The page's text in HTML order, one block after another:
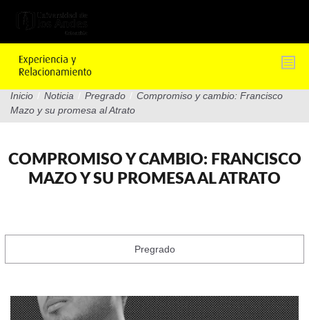
Inicio / Noticia / Pregrado / Compromiso y cambio: Francisco
Mazo y su promesa al Atrato
COMPROMISO Y CAMBIO: FRANCISCO
MAZO Y SU PROMESA AL ATRATO
Pregrado